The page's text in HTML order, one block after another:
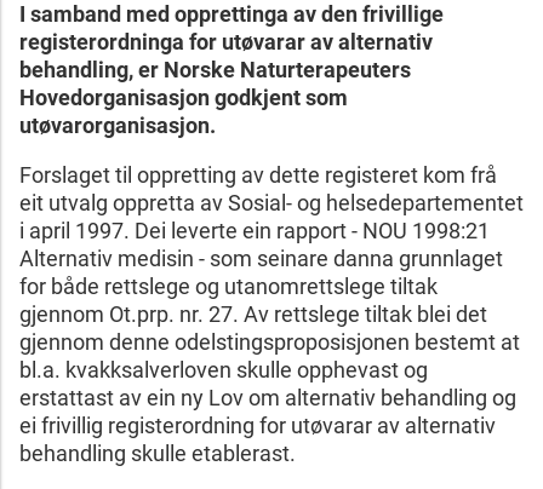
I samband med opprettinga av den frivillige
registerordninga for utøvarar av alternativ
behandling, er Norske Naturterapeuters
Hovedorganisasjon godkjent som
utøvarorganisasjon.
Forslaget til oppretting av dette registeret kom frå
eit utvalg oppretta av Sosial- og helsedepartementet
i april 1997. Dei leverte ein rapport - NOU 1998:21
Alternativ medisin - som seinare danna grunnlaget
for både rettslege og utanomrettslege tiltak
gjennom Ot.prp. nr. 27. Av rettslege tiltak blei det
gjennom denne odelstingsproposisjonen bestemt at
bl.a. kvakksalverloven skulle opphevast og
erstattast av ein ny Lov om alternativ behandling og
ei frivillig registerordning for utøvarar av alternativ
behandling skulle etablerast.